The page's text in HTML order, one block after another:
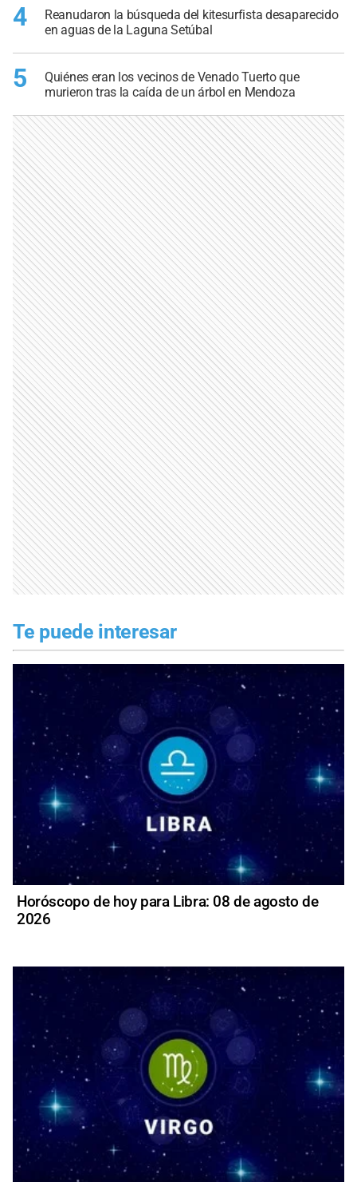
4
Reanudaron la búsqueda del kitesurfista desaparecido
en aguas de la Laguna Setúbal
5
Quiénes eran los vecinos de Venado Tuerto que
murieron tras la caída de un árbol en Mendoza
Te puede interesar
Horóscopo de hoy para Libra: 08 de agosto de
2026